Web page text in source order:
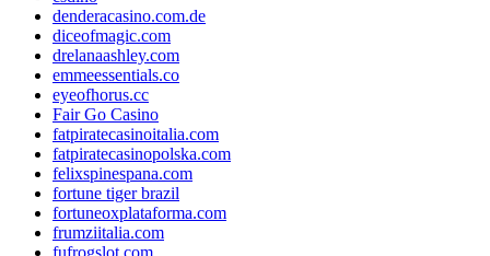
denderacasino.com.de
diceofmagic.com
drelanaashley.com
emmeessentials.co
eyeofhorus.cc
Fair Go Casino
fatpiratecasinoitalia.com
fatpiratecasinopolska.com
felixspinespana.com
fortune tiger brazil
fortuneoxplataforma.com
frumziitalia.com